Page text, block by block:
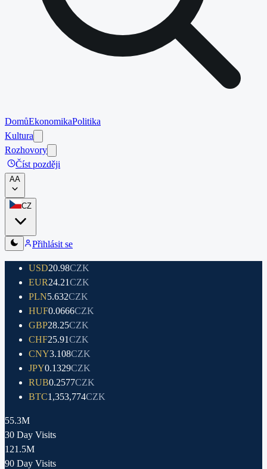
DomůEkonomikaPolitika
Kultura
Rozhovory
Číst později
AA
CZ
Přihlásit se
USD20.98CZK
EUR24.21CZK
PLN5.632CZK
HUF0.0666CZK
GBP28.25CZK
CHF25.91CZK
CNY3.108CZK
JPY0.1329CZK
RUB0.2577CZK
BTC1,353,774CZK
55.3M
30 Day Visits
121.5M
90 Day Visits